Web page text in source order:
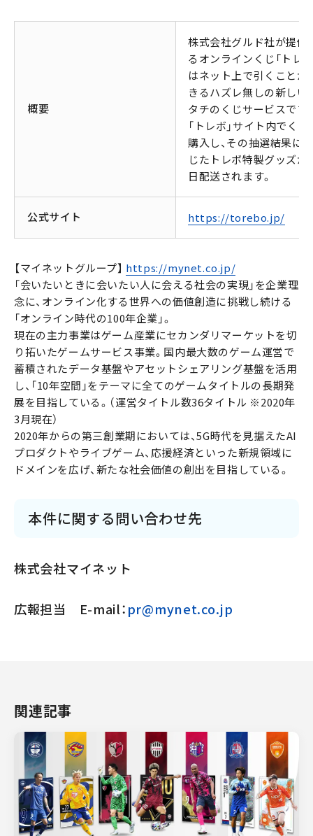
概要
株式会社グルド社が提供
るオンラインくじ「トレボ
はネット上で引くことが
きるハズレ無しの新しい
タチのくじサービスです
「トレボ」サイト内でくじ
購入し、その抽選結果に
じたトレボ特製グッズが
日配送されます。
公式サイト https://torebo.jp/
【マイネットグループ】 https://mynet.co.jp/
「会いたいときに会いたい人に会える社会の実現」を企業理
念に、オンライン化する世界への価値創造に挑戦し続ける
「オンライン時代の100年企業」。
現在の主力事業はゲーム産業にセカンダリマーケットを切
り拓いたゲームサービス事業。国内最大数のゲーム運営で
蓄積されたデータ基盤やアセットシェアリング基盤を活用
し、「10年空間」をテーマに全てのゲームタイトルの長期発
展を目指している。（運営タイトル数36タイトル ※2020年
3月現在）
2020年からの第三創業期においては、5G時代を見据えたAI
プロダクトやライブゲーム、応援経済といった新規領域に
ドメインを広げ、新たな社会価値の創出を目指している。
本件に関する問い合わせ先
株式会社マイネット
広報担当 E-mail：pr@mynet.co.jp
関連記事